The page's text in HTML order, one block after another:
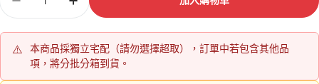
量
⚠️
本商品採獨立宅配（請勿選擇超取），訂單中若包含其他品
項，將分批分箱到貨。